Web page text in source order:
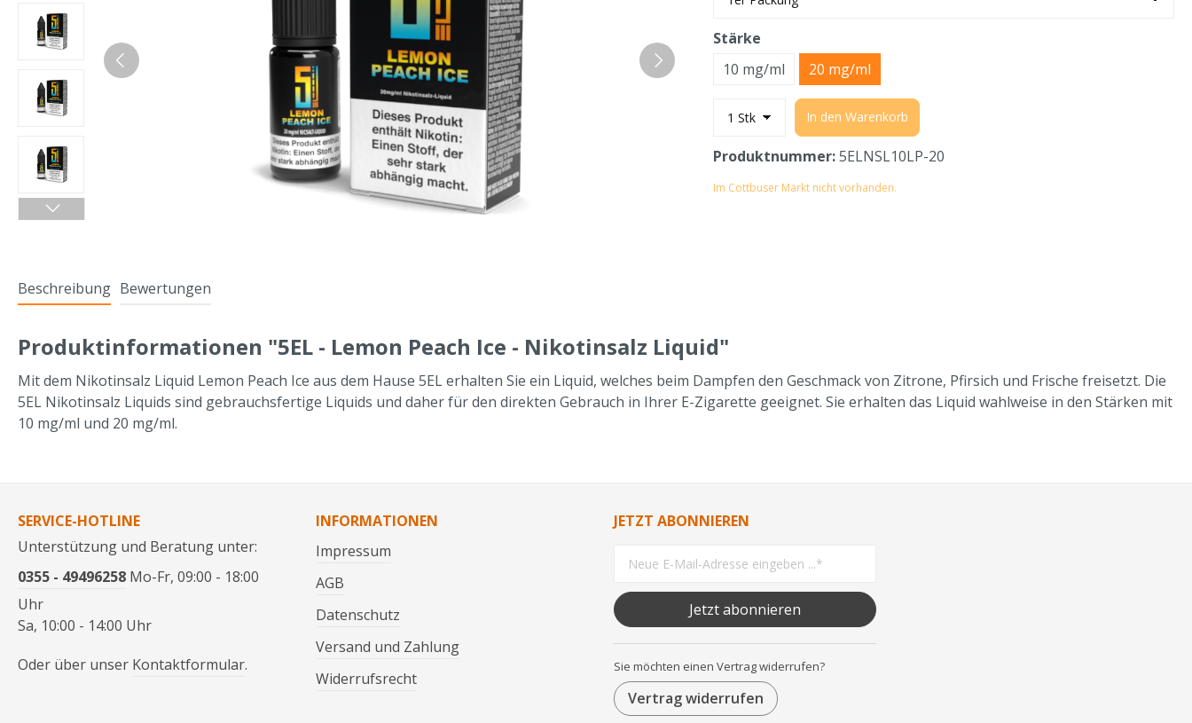
Stärke
10 mg/ml
20 mg/ml
In den Warenkorb
Produktnummer:5ELNSL10LP-20
Im Cottbuser Markt nicht vorhanden.
Beschreibung Bewertungen
Produktinformationen "5EL - Lemon Peach Ice - Nikotinsalz Liquid"
Mit dem Nikotinsalz Liquid Lemon Peach Ice aus dem Hause 5EL erhalten Sie ein Liquid, welches beim Dampfen den Geschmack von Zitrone, Pfirsich und Frische freisetzt. Die
5EL Nikotinsalz Liquids sind gebrauchsfertige Liquids und daher für den direkten Gebrauch in Ihrer E-Zigarette geeignet. Sie erhalten das Liquid wahlweise in den Stärken mit
10 mg/ml und 20 mg/ml.
SERVICE-HOTLINE
Unterstützung und Beratung unter:
0355 - 49496258 Mo-Fr, 09:00 - 18:00
Uhr
Sa, 10:00 - 14:00 Uhr
Oder über unser Kontaktformular.
INFORMATIONEN
Impressum
AGB
Datenschutz
Versand und Zahlung
Widerrufsrecht
JETZT ABONNIEREN
Jetzt abonnieren
Sie möchten einen Vertrag widerrufen?
Vertrag widerrufen